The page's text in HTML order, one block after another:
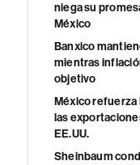
niega su
México
Banxico
mientras
objetivo
México refuerza
las
EE.UU.
Sheinbaum